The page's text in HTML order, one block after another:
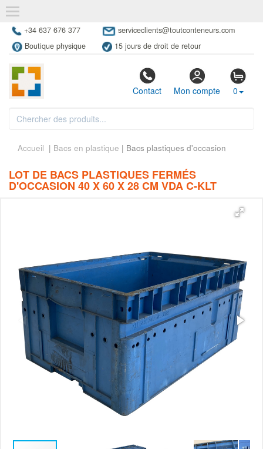
+34 637 676 377
serviceclients@toutconteneurs.com
Boutique physique
15 jours de droit de retour
Contact Mon compte 0
Accueil | Bacs en plastique | Bacs plastiques d'occasion
LOT DE BACS PLASTIQUES FERMÉS
D'OCCASION 40 X 60 X 28 CM VDA C-KLT